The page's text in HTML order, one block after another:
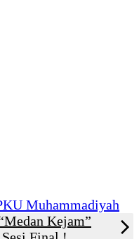
Muhammadiyah
Kejam”